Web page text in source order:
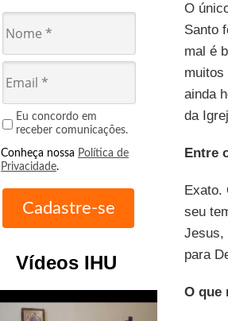
Eu concordo em
receber comunicações.
Conheça nossa Política de
Privacidade.
Vídeos IHU
O
Santo
mal é
muitos
ainda
da
Entre
Exato.
seu
Jesus,
para
O que